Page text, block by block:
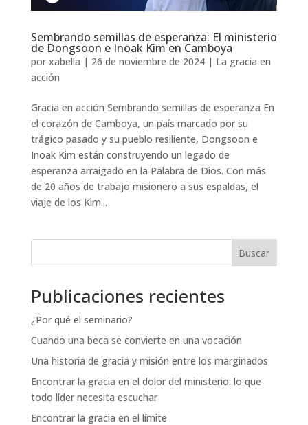
Sembrando semillas de esperanza: El ministerio
de Dongsoon e Inoak Kim en Camboya
por xabella | 26 de noviembre de 2024| La gracia en
acción
Gracia en acción Sembrando semillas de esperanza En
el corazón de Camboya, un país marcado por su
trágico pasado y su pueblo resiliente, Dongsoon e
Inoak Kim están construyendo un legado de
esperanza arraigado en la Palabra de Dios. Con más
de 20 años de trabajo misionero a sus espaldas, el
viaje de los Kim...
Buscar
Publicaciones recientes
¿Por qué el seminario?
Cuando una beca se convierte en una vocación
Una historia de gracia y misión entre los marginados
Encontrar la gracia en el dolor del ministerio: lo que
todo líder necesita escuchar
Encontrar la gracia en el límite